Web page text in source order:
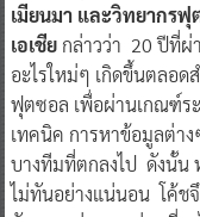
เมียนมา และวิทยากร
เอเชียกล่าวว่า 20 ปีที่ผ่
อะไรใหม่ๆ เกิดขึ้นตลอ
ฟุตซอล เพื่อผ่านเกณฑ์ร
เทคนิค การหาข้อมูลต่า
บางทีมที่ตกลงไป ดังนั้น
ไม่ทันอย่างแน่นอน โค้ช